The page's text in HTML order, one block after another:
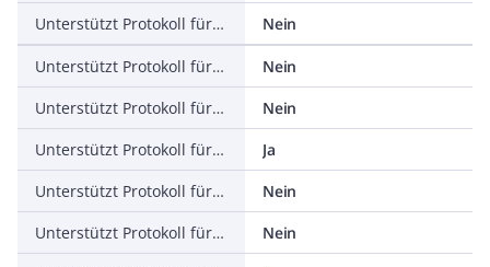
Unterstützt Protokoll für AS-Interface Safety at Work
Nein
Unterstützt Protokoll für DeviceNet Safety
Nein
Unterstützt Protokoll für INTERBUS-Safety
Nein
Unterstützt Protokoll für PROFIsafe
Ja
Unterstützt Protokoll für SafetyBUS p
Nein
Unterstützt Protokoll für sonstige Bussysteme
Nein